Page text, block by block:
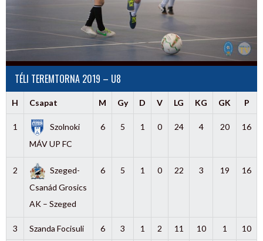
TÉLI TEREMTORNA 2019 – U8
H Csapat M Gy D V LG KG GK P
1
Szolnoki
MÁV UP FC
6 5 1 0 24 4 20 16
2
Szeged-
Csanád Grosics
AK – Szeged
6 5 1 0 22 3 19 16
3 Szanda Focisuli 6 3 1 2 11 10 1 10